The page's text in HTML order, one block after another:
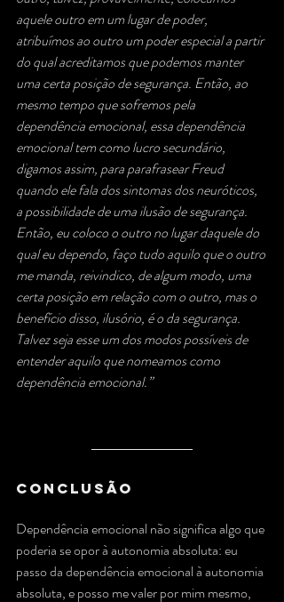
aquele outro em um lugar de poder,
atribuímos ao outro um poder especial a partir
do qual acreditamos que podemos manter
uma certa posição de segurança. Então, ao
mesmo tempo que sofremos pela
dependência emocional, essa dependência
emocional tem como lucro secundário,
digamos assim, para parafrasear Freud
quando ele fala dos sintomas dos neuróticos,
a possibilidade de uma ilusão de segurança.
Então, eu coloco o outro no lugar daquele do
qual eu dependo, faço tudo aquilo que o outro
me manda, reivindico, de algum modo, uma
certa posição em relação com o outro, mas o
benefício disso, ilusório, é o da segurança.
Talvez seja esse um dos modos possíveis de
entender aquilo que nomeamos como
dependência emocional.”
Conclusão
Dependência emocional não significa algo que
poderia se opor à autonomia absoluta: eu
passo da dependência emocional à autonomia
absoluta, e posso me valer por mim mesmo,